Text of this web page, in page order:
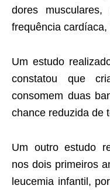
dores
frequência
Um estudo
constatou que
consomem duas
chance reduzida de
Um outro estudo
nos dois primeiros
leucemia infantil,